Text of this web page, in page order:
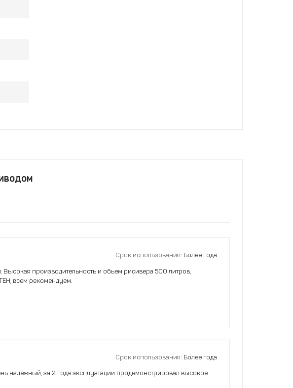
Срок использования: Более года
производительность и обьем рисивера 500 литров,
всем рекомендуем.
Срок использования: Более года
надежный, за 2 года эксплуатации продемонстрировал высокое